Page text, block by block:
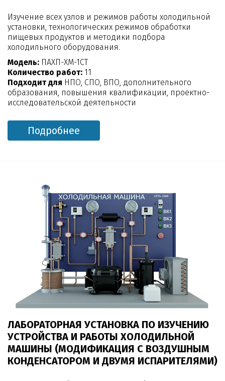
Изучение всех узлов и режимов работы холодильной
установки, технологических режимов обработки
пищевых продуктов и методики подбора
холодильного оборудования.
Модель: ПАХП-ХМ-1СТ
Количество работ: 11
Подходит для НПО, СПО, ВПО, дополнительного
образования, повышения квалификации, проектно-
исследовательской деятельности
Подробнее
ЛАБОРАТОРНАЯ УСТАНОВКА ПО ИЗУЧЕНИЮ
УСТРОЙСТВА И РАБОТЫ ХОЛОДИЛЬНОЙ
МАШИНЫ (МОДИФИКАЦИЯ С ВОЗДУШНЫМ
КОНДЕНСАТОРОМ И ДВУМЯ ИСПАРИТЕЛЯМИ)